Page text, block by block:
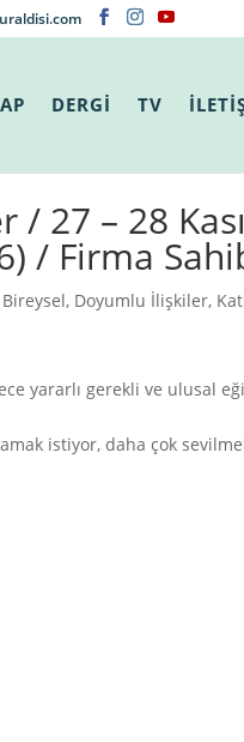
DERGİ TV
27 – 28
/ Firma
Bireysel, Doyumlu İlişkiler,
yararlı gerekli ve ulusal
istiyor, daha çok